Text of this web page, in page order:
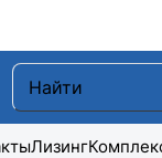
Лизинг